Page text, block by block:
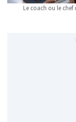
Le coach ou le